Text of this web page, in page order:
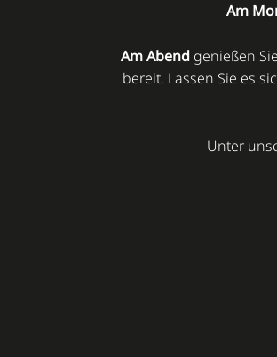
Am
Am Abend genießen
bereit. Lassen Sie es
Unter